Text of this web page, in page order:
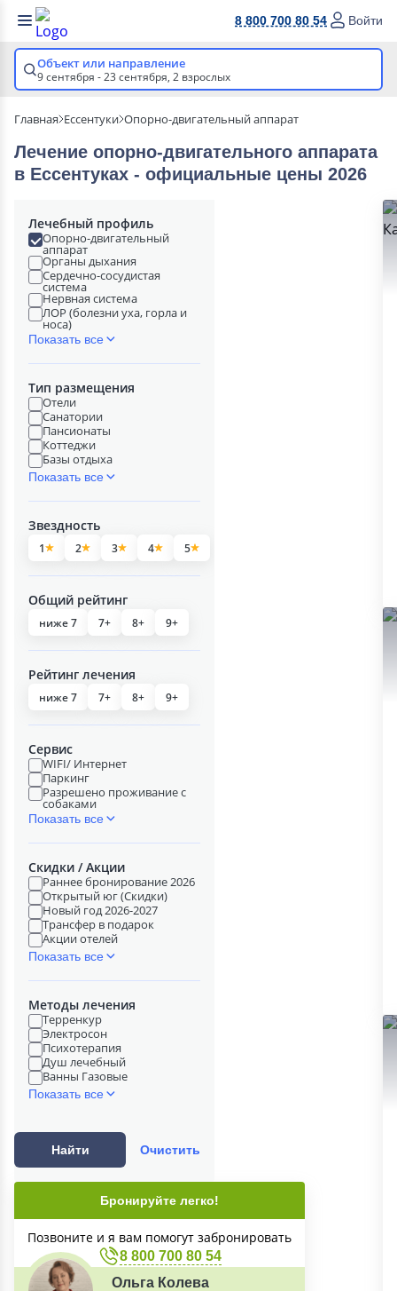
8 800 700 80 54 Войти
Объект или направление
9 сентября - 23 сентября, 2 взрослых
Главная Ессентуки Опорно-двигательный аппарат
Лечение опорно-двигательного аппарата
в Ессентуках - официальные цены 2026
Лечебный профиль
Опорно-двигательный
аппарат
Органы дыхания
Сердечно-сосудистая
система
Нервная система
ЛОР (болезни уха, горла и
носа)
Показать все
Тип размещения
Отели
Санатории
Пансионаты
Коттеджи
Базы отдыха
Показать все
Звездность
1 2 3 4 5
Общий рейтинг
ниже 7 7+ 8+ 9+
Рейтинг лечения
ниже 7 7+ 8+ 9+
Сервис
WIFI/ Интернет
Паркинг
Разрешено проживание с
собаками
Показать все
Скидки / Акции
Раннее бронирование 2026
Открытый юг (Скидки)
Новый год 2026-2027
Трансфер в подарок
Акции отелей
Показать все
Методы лечения
Терренкур
Электросон
Психотерапия
Душ лечебный
Ванны Газовые
Показать все
Найти Очистить
Бронируйте легко!
Позвоните и я вам помогут забронировать
8 800 700 80 54
Ольга Колева